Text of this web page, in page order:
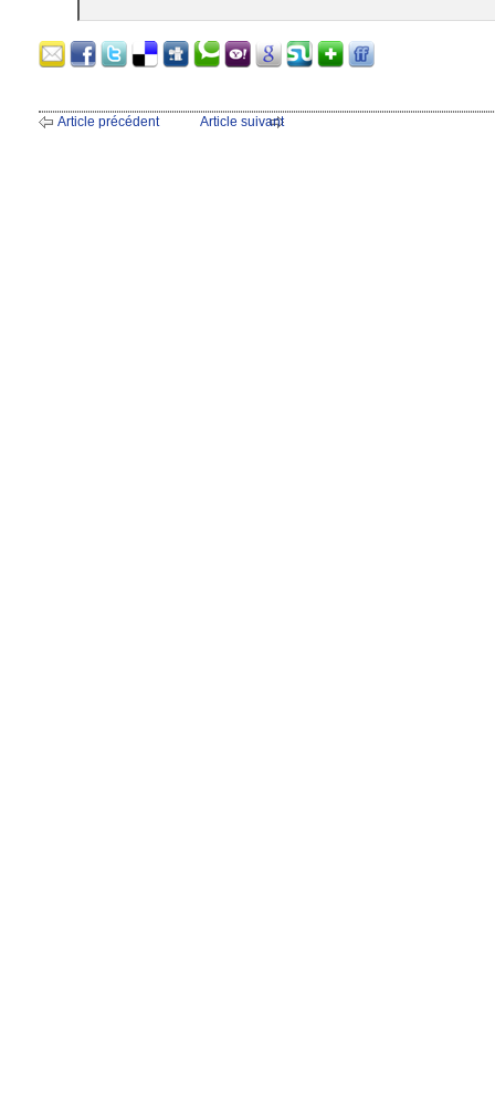
Article précédent Article suivant